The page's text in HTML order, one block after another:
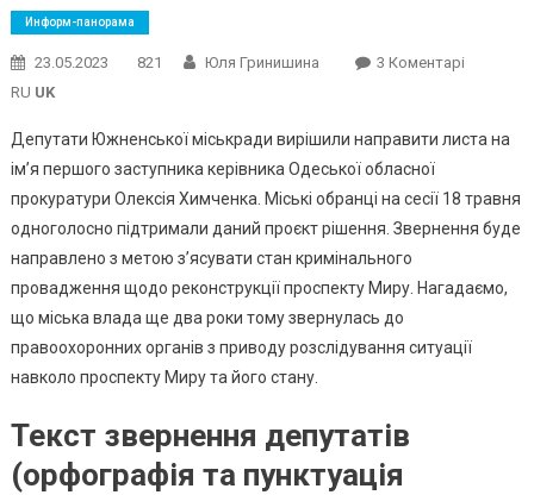
Информ-панорама
23.05.2023 821 Юля Гринишина 3 КоментаріДо
До
RU UK
Депутати Южненської міськради вирішили направити листа на
ім’я першого заступника керівника Одеської обласної
прокуратури Олексія Химченка. Міські обранці на сесії 18 травня
одноголосно підтримали даний проєкт рішення. Звернення буде
направлено з метою з’ясувати стан кримінального
провадження щодо реконструкції проспекту Миру. Нагадаємо,
що міська влада ще два роки тому звернулась до
правоохоронних органів з приводу розслідування ситуації
навколо проспекту Миру та його стану.
Текст звернення депутатів
(орфографія та пунктуація